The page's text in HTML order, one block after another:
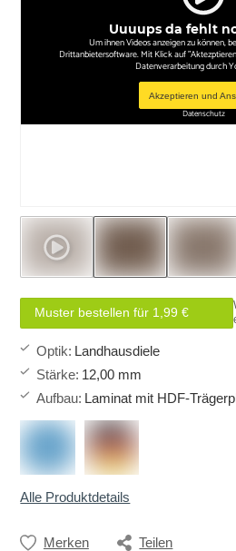
Uuuups da fehlt
Um ihnen Videos anzeigen zu können,
Drittanbietersoftware. Mit Klick auf
Datenverarbeitung durch
Akzeptieren und
Datenschutz
Muster bestellen für 1,99 €
Optik: Landhausdiele
Stärke: 12,00 mm
Aufbau: Laminat mit HDF-
Alle Produktdetails
Merken Teilen